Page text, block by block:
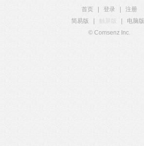
首页 登录
注册
简易版
触屏版 电脑版
© Comsenz Inc.